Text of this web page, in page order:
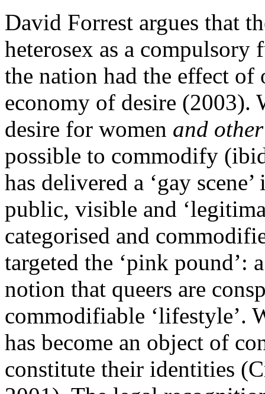
David Forrest argues that
heterosex as a
the nation had the effect
economy of desire (2003).
desire for women and
possible to commodify
has delivered a ‘gay
public, visible and
categorised and
targeted the ‘pink pound’:
notion that queers are
commodifiable ‘lifestyle’.
has become an object of
constitute their identities